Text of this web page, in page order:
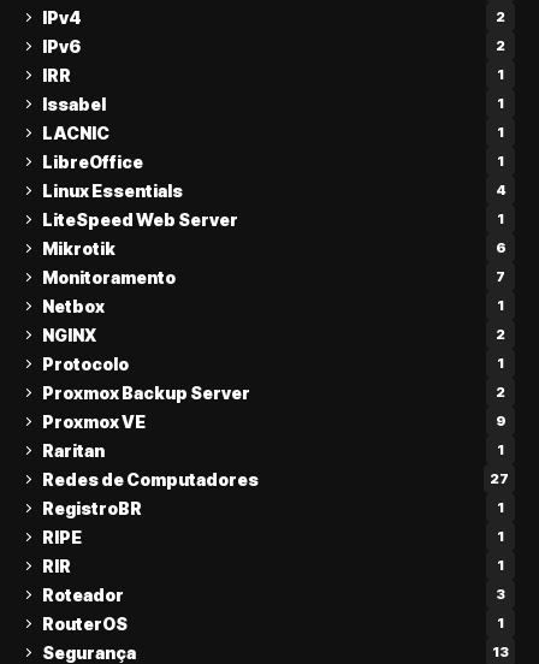
IPv4 2
IPv6 2
IRR 1
Issabel 1
LACNIC 1
LibreOffice 1
Linux Essentials 4
LiteSpeed Web Server 1
Mikrotik 6
Monitoramento 7
Netbox 1
NGINX 2
Protocolo 1
Proxmox Backup Server 2
Proxmox VE 9
Raritan 1
Redes de Computadores 27
RegistroBR 1
RIPE 1
RIR 1
Roteador 3
RouterOS 1
Segurança 13